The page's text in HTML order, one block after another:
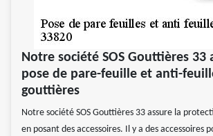
Notre société SOS Gouttières 33
pose de pare-feuille et anti-
gouttières
Notre société SOS Gouttières 33 assure la
en posant des accessoires. Il y a des accessoires